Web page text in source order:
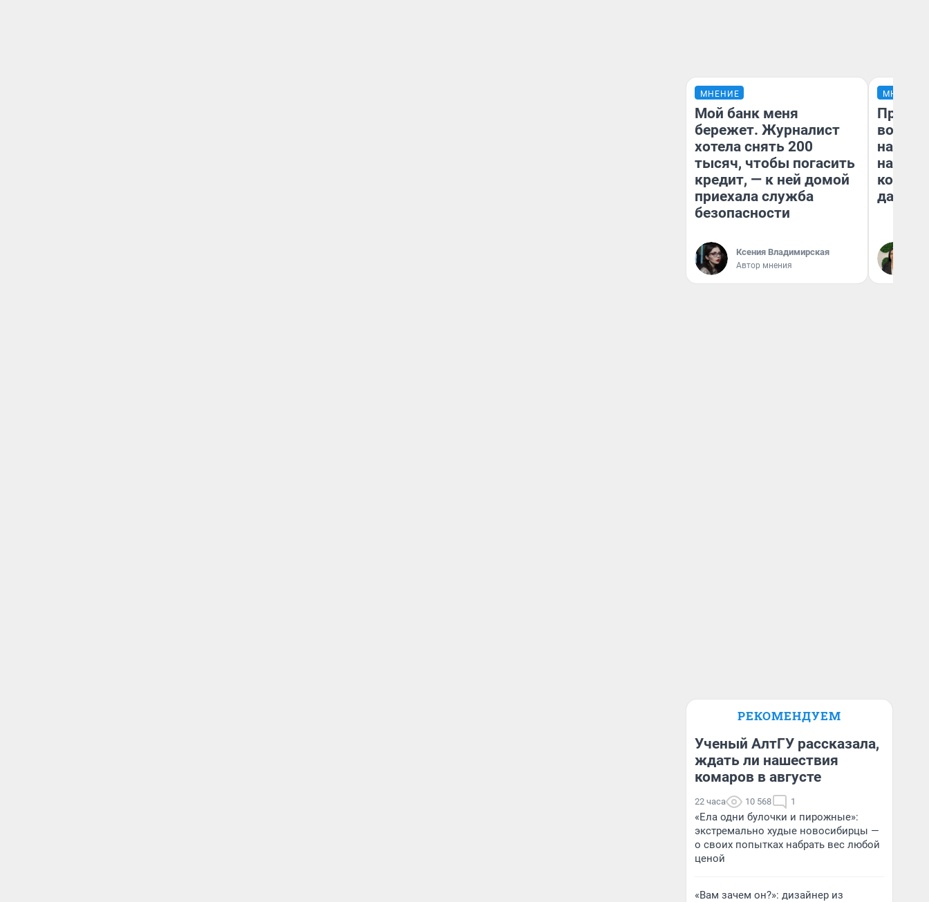
МНЕНИЕ
Мой банк меня
бережет. Журналист
хотела снять 200
тысяч, чтобы погасить
кредит, — к ней домой
приехала служба
безопасности
Ксения Владимирская
Автор мнения
МНЕНИЕ
нам
даже
РЕКОМЕНДУЕМ
Ученый АлтГУ рассказала,
ждать ли нашествия
комаров в августе
22 часа 10 568 1
«Ела одни булочки и пирожные»:
экстремально худые новосибирцы —
о своих попытках набрать вес любой
ценой
«Вам зачем он?»: дизайнер из